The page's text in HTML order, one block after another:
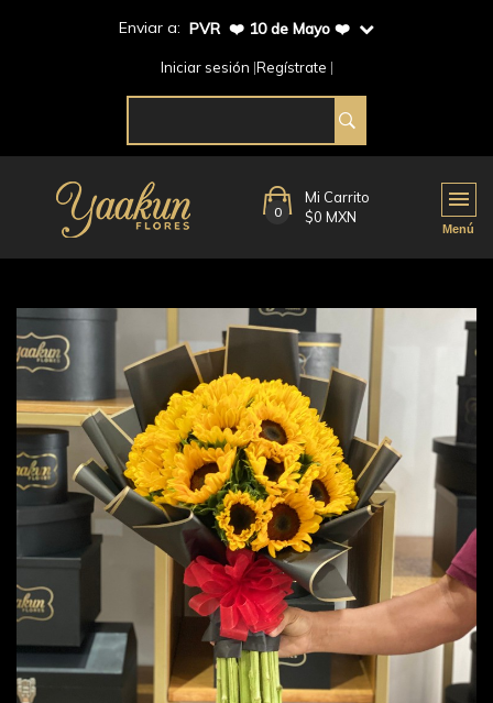
Enviar a: PVR ❤️ 10 de Mayo ❤️
Iniciar sesión Regístrate
0
Mi Carrito
$0 MXN